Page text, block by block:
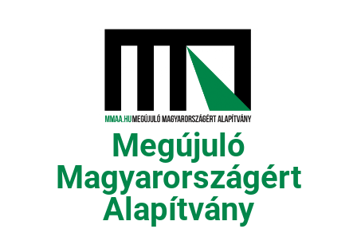
Megújuló
Magyarországért
Alapítvány